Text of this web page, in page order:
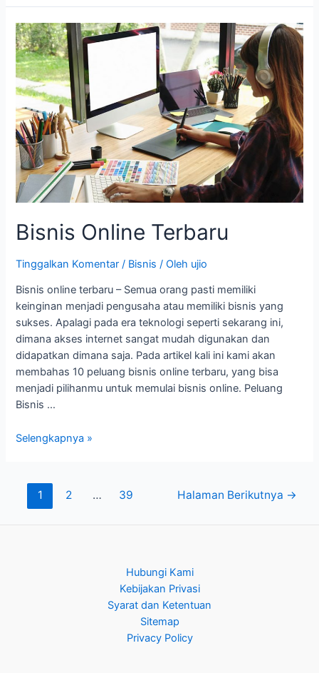
Bisnis Online Terbaru
Tinggalkan Komentar / Bisnis / Oleh ujio
Bisnis online terbaru – Semua orang pasti memiliki
keinginan menjadi pengusaha atau memiliki bisnis yang
sukses. Apalagi pada era teknologi seperti sekarang ini,
dimana akses internet sangat mudah digunakan dan
didapatkan dimana saja. Pada artikel kali ini kami akan
membahas 10 peluang bisnis online terbaru, yang bisa
menjadi pilihanmu untuk memulai bisnis online. Peluang
Bisnis …
Bisnis
Online
Terbaru
Selengkapnya »
1 2 … 39 Halaman Berikutnya →
Hubungi Kami
Kebijakan Privasi
Syarat dan Ketentuan
Sitemap
Privacy Policy